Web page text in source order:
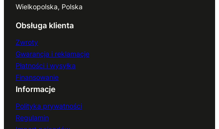
Wielkopolska, Polska
Obsługa klienta
Zwroty
Gwarancja i reklamacje
Płatności i wysyłka
Finansowanie
Informacje
Polityka prywatności
Regulamin